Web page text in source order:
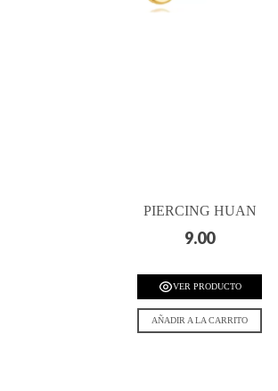
PIERCING HUAN
9.00
VER PRODUCTO
AÑADIR A LA CARRITO